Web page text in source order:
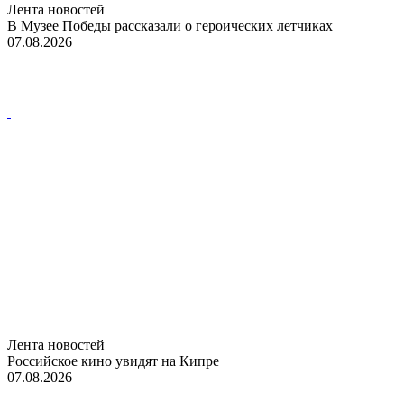
Лента новостей
В Музее Победы рассказали о героических летчиках
07.08.2026
Лента новостей
Российское кино увидят на Кипре
07.08.2026